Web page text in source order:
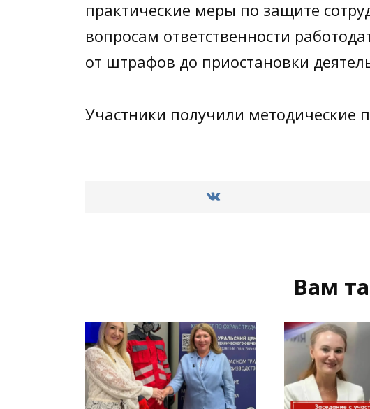
практические меры по защите
вопросам ответственности
от штрафов до приостановки
Участники получили методические
Вам